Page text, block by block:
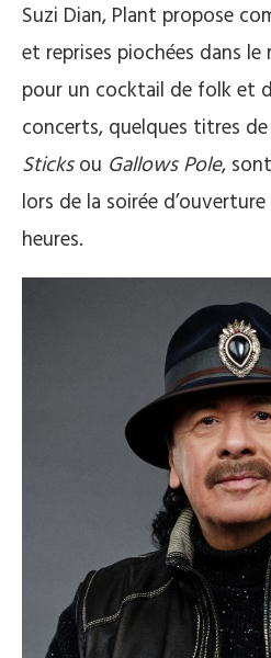
Suzi Dian, Plant propose
et reprises piochées dans
pour un cocktail de folk et
concerts, quelques titres
Sticksou Gallows Pole,
lors de la soirée
heures.